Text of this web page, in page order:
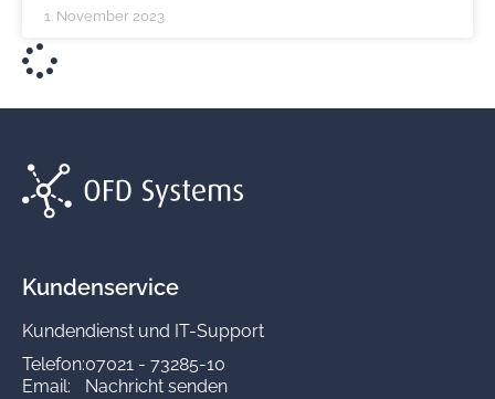
1. November 2023
Kundenservice
Kundendienst und IT-Support
Telefon:07021 - 73285-10
Email:
Nachricht senden